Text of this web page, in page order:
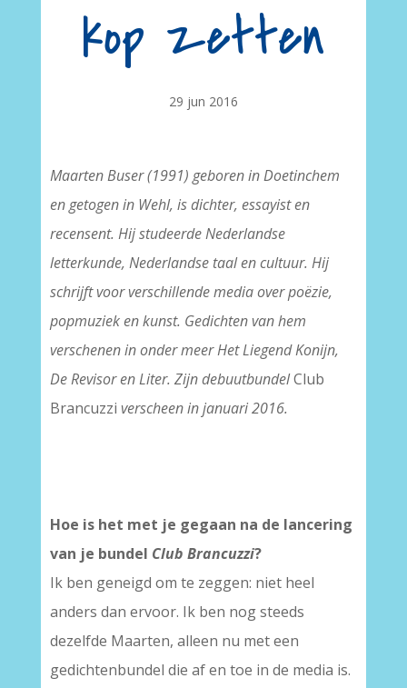
kop zetten
29 jun 2016
Maarten Buser (1991) geboren in Doetinchem
en getogen in Wehl, is dichter, essayist en
recensent. Hij studeerde Nederlandse
letterkunde, Nederlandse taal en cultuur. Hij
schrijft voor verschillende media over poëzie,
popmuziek en kunst. Gedichten van hem
verschenen in onder meer Het Liegend Konijn,
De Revisor en Liter. Zijn debuutbundelClub
Brancuzzi verscheen in januari 2016.
Hoe is het met je gegaan na de lancering
van je bundel Club Brancuzzi?
Ik ben geneigd om te zeggen: niet heel
anders dan ervoor. Ik ben nog steeds
dezelfde Maarten, alleen nu met een
gedichtenbundel die af en toe in de media is.